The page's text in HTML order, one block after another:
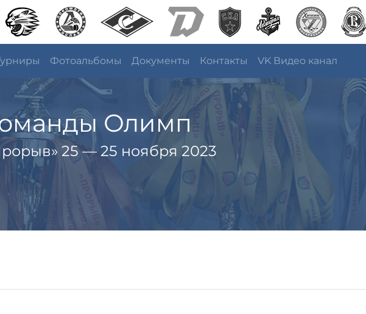
Фотоальбомы Документы Контакты VK Видео канал
Олимп
25 — 25 ноября 2023